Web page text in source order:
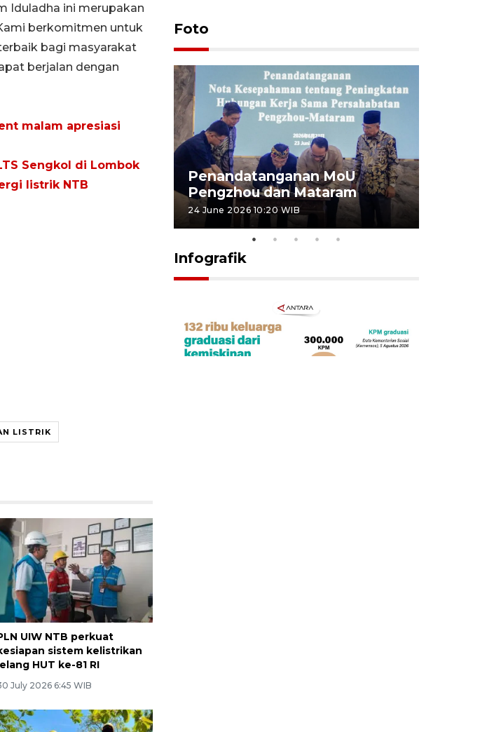
Iduladha ini merupakan
berkomitmen untuk
bagi masyarakat
berjalan dengan
malam apresiasi
Sengkol di Lombok
listrik NTB
LISTRIK
UIW NTB perkuat
sistem kelistrikan
HUT ke-81 RI
July 2026 6:45 WIB
Foto
terdakwa
Brigadir Nurhadi
Penandatanganan MoU
Pengzhou dan Mataram
24 June 2026 10:20 WIB
Infografik